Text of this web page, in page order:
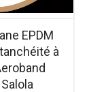
EPDM
à